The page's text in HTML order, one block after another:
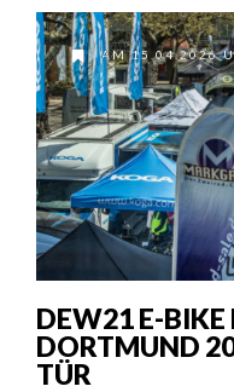
AM 15.04.2026
DEW21 E-BIKE
DORTMUND
TÜR